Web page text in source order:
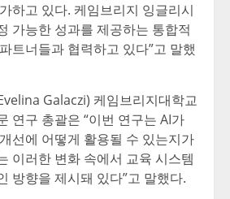
하고 있다. 케임브리지 잉글리시
가능한 성과를 제공하는 통합적
트너들과 협력하고 있다”고 말했
Galaczi) 케임브리지대학교
연구 총괄은 “이번 연구는 AI가
선에 어떻게 활용될 수 있는지가
이러한 변화 속에서 교육 시스템
방향을 제시돼 있다”고 말했다.